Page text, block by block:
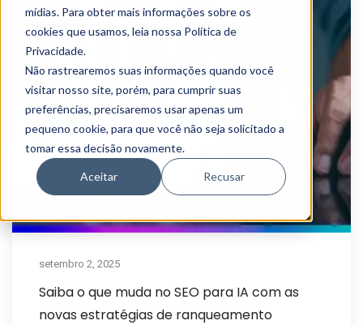
mídias. Para obter mais informações sobre os
cookies que usamos, leia nossa Política de
Privacidade.
Não rastrearemos suas informações quando você
visitar nosso site, porém, para cumprir suas
preferências, precisaremos usar apenas um
pequeno cookie, para que você não seja solicitado a
tomar essa decisão novamente.
Aceitar Recusar
setembro 2, 2025
Saiba o que muda no SEO para IA com as
novas estratégias de ranqueamento